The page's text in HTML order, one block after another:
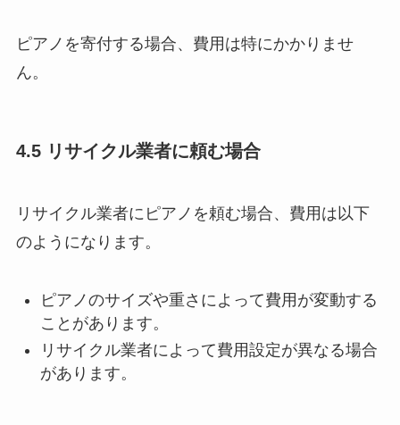
ピアノを寄付する場合、費用は特にかかりませ
ん。
4.5 リサイクル業者に頼む場合
リサイクル業者にピアノを頼む場合、費用は以下
のようになります。
ピアノのサイズや重さによって費用が変動する
ことがあります。
リサイクル業者によって費用設定が異なる場合
があります。